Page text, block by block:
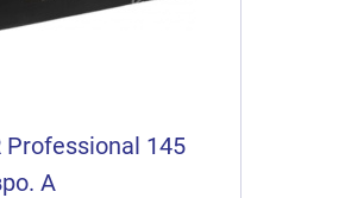
Professional 145
A